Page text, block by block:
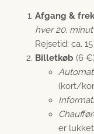
Afgang &
hver 20. minut
Rejsetid: ca.
Billetkøb (6
Automat
(kort/
er